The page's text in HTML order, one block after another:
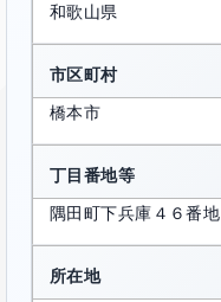
和歌山県
市区町村
橋本市
丁目番地等
隅田町下兵庫４６番地
所在地